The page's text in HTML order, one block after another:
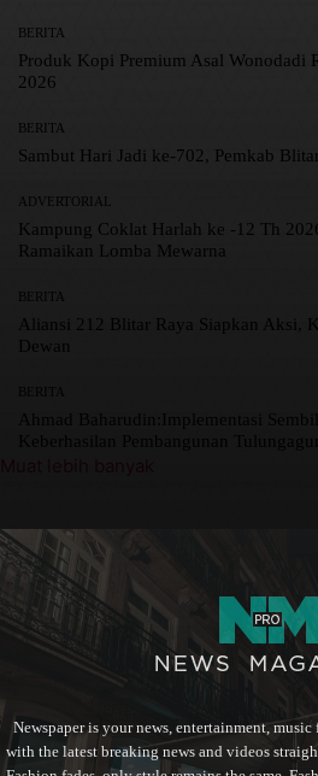
BERITA
Produk Kopi Premium Asal Wonodadi
2026
BERITA
Sambut Hari Jadi ke-702, Pemkab
ADVERTORIAL
Kampung Coklat Harlah ke -12 Th
Ramaikan Lomba Mewarna
BERITA
Aliansi 212 Blitar Raya Siapkan Aksi,
Dewan
BERITA
Newspaper is your news, entertainment,
with the latest breaking news and videos